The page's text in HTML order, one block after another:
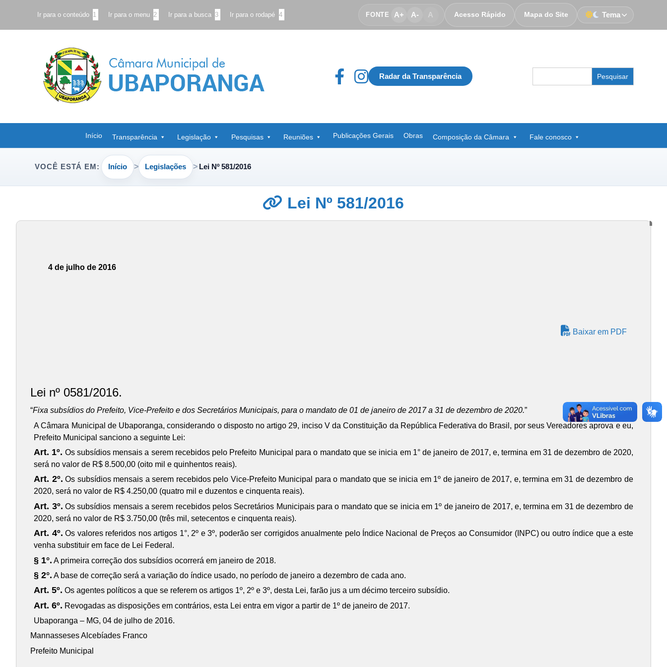
Ir para o conteúdo 1 Ir para o menu 2 Ir para a busca 3 Ir para o rodapé 4 FONTE A+ A- A Acesso Rápido Mapa do Site Tema
Radar da Transparência
for:
Início Transparência Legislação Pesquisas Reuniões Publicações Gerais Obras Composição da Câmara Fale conosco
VOCÊ ESTÁ EM: Início Legislações Lei Nº 581/2016
Lei Nº 581/2016
4 de julho de 2016
Baixar em PDF
Lei nº 0581/2016.
“Fixa subsídios do Prefeito, Vice-Prefeito e dos Secretários Municipais, para o mandato de 01 de janeiro de 2017 a 31 de dezembro de 2020.”
A Câmara Municipal de Ubaporanga, considerando o disposto no artigo 29, inciso V da Constituição da República Federativa do Brasil, por seus Vereadores aprova e eu,
Prefeito Municipal sanciono a seguinte Lei:
Art. 1º. Os subsídios mensais a serem recebidos pelo Prefeito Municipal para o mandato que se inicia em 1° de janeiro de 2017, e, termina em 31 de dezembro de 2020,
será no valor de R$ 8.500,00 (oito mil e quinhentos reais).
Art. 2º. Os subsídios mensais a serem recebidos pelo Vice-Prefeito Municipal para o mandato que se inicia em 1º de janeiro de 2017, e, termina em 31 de dezembro de
2020, será no valor de R$ 4.250,00 (quatro mil e duzentos e cinquenta reais).
Art. 3º. Os subsídios mensais a serem recebidos pelos Secretários Municipais para o mandato que se inicia em 1º de janeiro de 2017, e, termina em 31 de dezembro de
2020, será no valor de R$ 3.750,00 (três mil, setecentos e cinquenta reais).
Art. 4º. Os valores referidos nos artigos 1°, 2º e 3º, poderão ser corrigidos anualmente pelo Índice Nacional de Preços ao Consumidor (INPC) ou outro índice que a este
venha substituir em face de Lei Federal.
§ 1°. A primeira correção dos subsídios ocorrerá em janeiro de 2018.
§ 2°. A base de correção será a variação do índice usado, no período de janeiro a dezembro de cada ano.
Art. 5º. Os agentes políticos a que se referem os artigos 1º, 2º e 3º, desta Lei, farão jus a um décimo terceiro subsídio.
Art. 6º. Revogadas as disposições em contrários, esta Lei entra em vigor a partir de 1º de janeiro de 2017.
Ubaporanga – MG, 04 de julho de 2016.
Mannasseses Alcebíades Franco
Prefeito Municipal